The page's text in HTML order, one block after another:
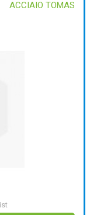
ACCIAIO TOMAS